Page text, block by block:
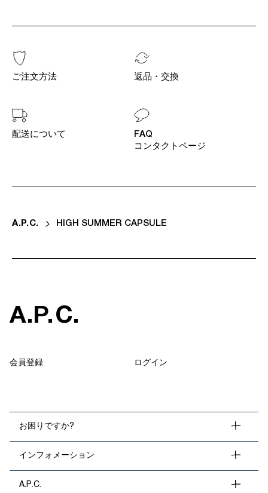
ご注文方法 返品・交換
配送について
FAQ
コンタクトページ
A. P. C. HIGH SUMMER CAPSULE
A.P.C.
会員登録 ログイン
お困りですか?
インフォメーション
A.P.C.